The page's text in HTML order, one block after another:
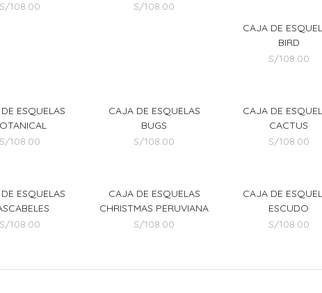
S/108.00
S/108.00
CAJA DE
BIRD
S/108.00
ESQUELAS
S/108.00
CAJA DE ESQUELAS
BUGS
S/108.00
CAJA DE
CACTUS
S/108.00
ESQUELAS
S/108.00
CAJA DE ESQUELAS
CHRISTMAS PERUVIANA
S/108.00
CAJA DE
ESCUDO
S/108.00